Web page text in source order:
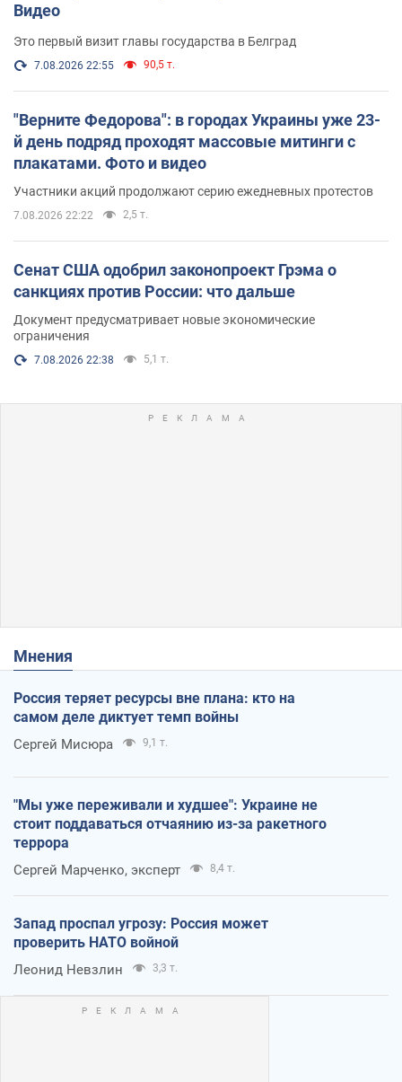
Видео
Это первый визит главы государства в Белград
7.08.2026 22:55 90,5 т.
"Верните Федорова": в городах Украины уже 23-
й день подряд проходят массовые митинги с
плакатами. Фото и видео
Участники акций продолжают серию ежедневных протестов
7.08.2026 22:22 2,5 т.
Сенат США одобрил законопроект Грэма о
санкциях против России: что дальше
Документ предусматривает новые экономические
ограничения
7.08.2026 22:38 5,1 т.
Мнения
Россия теряет ресурсы вне плана: кто на
самом деле диктует темп войны
Сергей Мисюра 9,1 т.
"Мы уже переживали и худшее": Украине не
стоит поддаваться отчаянию из-за ракетного
террора
Сергей Марченко, эксперт 8,4 т.
Запад проспал угрозу: Россия может
проверить НАТО войной
Леонид Невзлин 3,3 т.